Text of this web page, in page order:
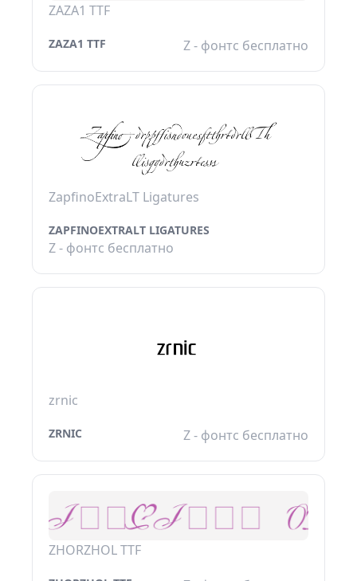
ZAZA1 TTF
ZAZA1 TTF Z - фонтс бесплатно
ZapfinoExtraLT Ligatures
ZAPFINOEXTRALT LIGATURES
Z - фонтс бесплатно
zrnic
ZRNIC Z - фонтс бесплатно
ZHORZHOL TTF